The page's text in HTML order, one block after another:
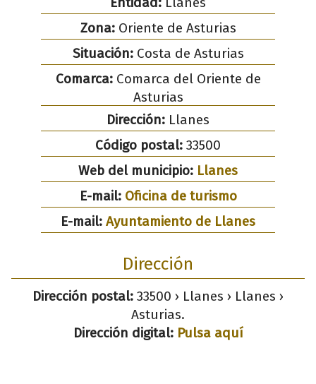
Zona:Oriente de Asturias
Situación:Costa de Asturias
Comarca:Comarca del Oriente de
Asturias
Dirección: Llanes
Código postal: 33500
Web del municipio: Llanes
E-mail: Oficina de turismo
E-mail: Ayuntamiento de Llanes
Dirección
Dirección postal: 33500 › Llanes › Llanes ›
Asturias.
Dirección digital: Pulsa aquí